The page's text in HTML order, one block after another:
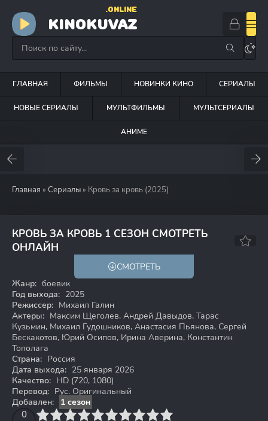
KINOKUVAZ
.ONLINE
ГЛАВНАЯ ФИЛЬМЫ НОВИНКИ КИНО СЕРИАЛЫ
НОВЫЕ СЕРИАЛЫ МУЛЬТФИЛЬМЫ МУЛЬТСЕРИАЛЫ
АНИМЕ
Главная » Сериалы » Кровь за кровь (2025)
КРОВЬ ЗА КРОВЬ 1 СЕЗОН СМОТРЕТЬ
ОНЛАЙН
СМОТРЕТЬ
Жанр: боевик
Год выхода: 2025
Режиссер: Михаил Галин
Актеры: Максим Щеголев, Андрей Давыдов, Тарас
Кузьмин, Михаил Гудошников, Анастасия Пьянова, Сергей
Бескакотов, Юрий Осипов, Ирина Аверина, Константин
Тополага
Страна: Россия
Дата выхода: 25 января 2026
Качество: HD (720, 1080)
Перевод: Рус. Оригинальный
Добавлен:
1 сезон
0
4 6 7 8 9 10